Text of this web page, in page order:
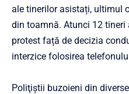
ale tinerilor asistați, ultimul
din toamnă. Atunci 12
protest față de decizia
interzice folosirea
Poliţiştii buzoieni din